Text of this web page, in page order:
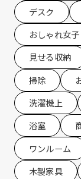
デスク
おしゃれ女子
見せる収納
掃除
洗濯機上
浴室
ワンルーム
木製家具